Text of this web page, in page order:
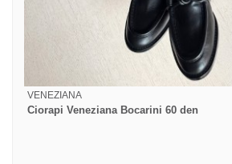
VENEZIANA
Ciorapi Veneziana Bocarini 60 den